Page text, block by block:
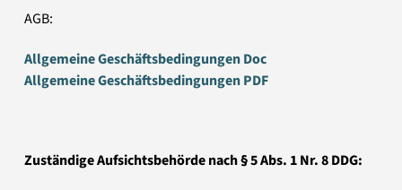
AGB:
Allgemeine Geschäftsbedingungen Doc
Allgemeine Geschäftsbedingungen PDF
Zuständige Aufsichtsbehörde nach § 5 Abs. 1 Nr. 8 DDG: